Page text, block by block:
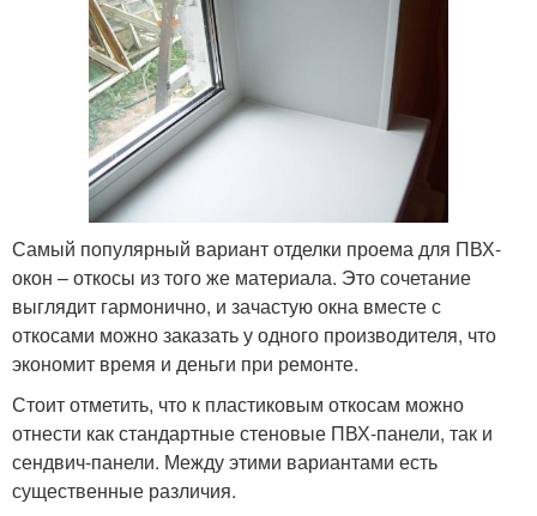
Самый популярный вариант отделки проема для ПВХ-
окон – откосы из того же материала. Это сочетание
выглядит гармонично, и зачастую окна вместе с
откосами можно заказать у одного производителя, что
экономит время и деньги при ремонте.
Стоит отметить, что к пластиковым откосам можно
отнести как стандартные стеновые ПВХ-панели, так и
сендвич-панели. Между этими вариантами есть
существенные различия.